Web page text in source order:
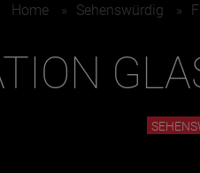
Home » Sehenswürdig »